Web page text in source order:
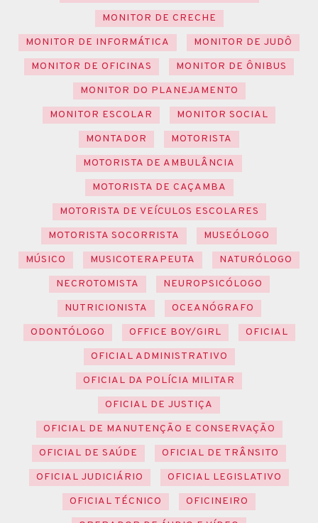
MONITOR DE CRECHE
MONITOR DE INFORMÁTICA
MONITOR DE JUDÔ
MONITOR DE OFICINAS
MONITOR DE ÔNIBUS
MONITOR DO PLANEJAMENTO
MONITOR ESCOLAR
MONITOR SOCIAL
MONTADOR
MOTORISTA
MOTORISTA DE AMBULÂNCIA
MOTORISTA DE CAÇAMBA
MOTORISTA DE VEÍCULOS ESCOLARES
MOTORISTA SOCORRISTA
MUSEÓLOGO
MÚSICO
MUSICOTERAPEUTA
NATURÓLOGO
NECROTOMISTA
NEUROPSICÓLOGO
NUTRICIONISTA
OCEANÓGRAFO
ODONTÓLOGO
OFFICE BOY/GIRL
OFICIAL
OFICIAL ADMINISTRATIVO
OFICIAL DA POLÍCIA MILITAR
OFICIAL DE JUSTIÇA
OFICIAL DE MANUTENÇÃO E CONSERVAÇÃO
OFICIAL DE SAÚDE
OFICIAL DE TRÂNSITO
OFICIAL JUDICIÁRIO
OFICIAL LEGISLATIVO
OFICIAL TÉCNICO
OFICINEIRO